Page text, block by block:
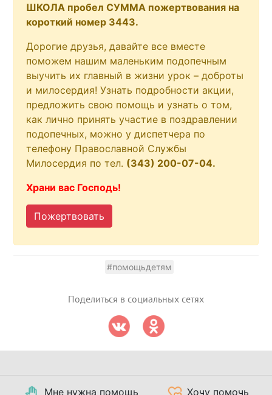
ШКОЛА пробел СУММА пожертвования на
короткий номер 3443.
Дорогие друзья, давайте все вместе
поможем нашим маленьким подопечным
выучить их главный в жизни урок – доброты
и милосердия! Узнать подробности акции,
предложить свою помощь и узнать о том,
как лично принять участие в поздравлении
подопечных, можно у диспетчера по
телефону Православной Службы
Милосердия по тел. (343) 200-07-04.
Храни вас Господь!
Пожертвовать
#помощьдетям
Поделиться в социальных сетях
Мне нужна помощь Хочу помочь